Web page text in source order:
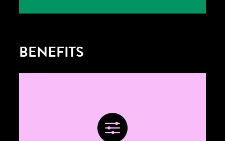
BENEFITS